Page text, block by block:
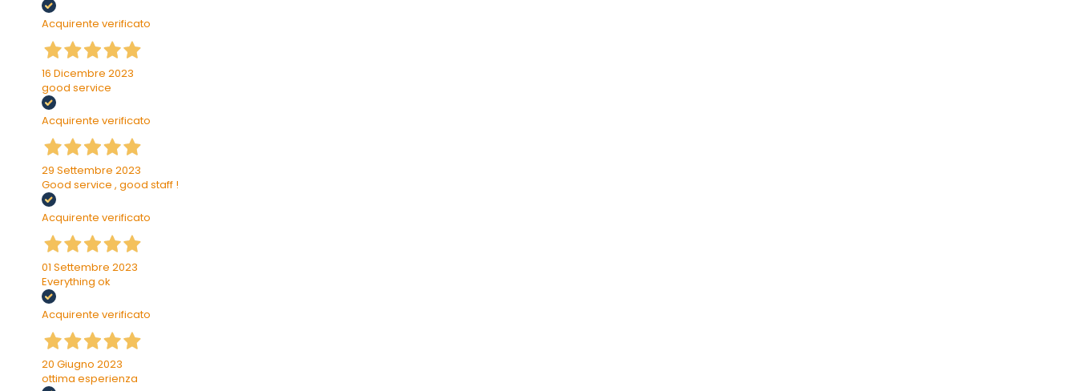
Acquirente verificato
16 Dicembre 2023
good service
Acquirente verificato
29 Settembre 2023
Good service , good staff !
Acquirente verificato
01 Settembre 2023
Everything ok
Acquirente verificato
20 Giugno 2023
ottima esperienza